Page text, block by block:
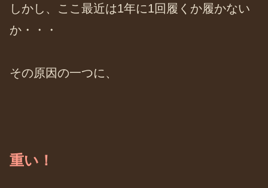
しかし、ここ最近は1年に1回履くか履かない
か・・・
その原因の一つに、
重い！